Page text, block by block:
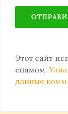
Этот сайт
спамом.
данные